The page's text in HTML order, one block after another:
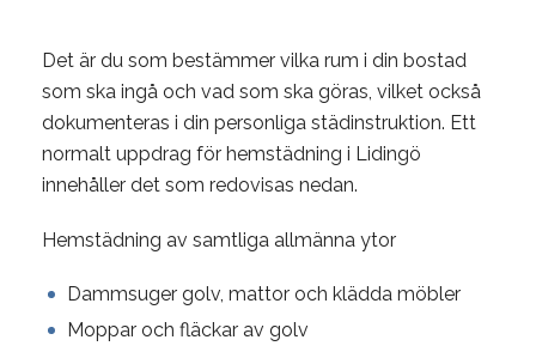
Det är du som bestämmer vilka rum i din bostad
som ska ingå och vad som ska göras, vilket också
dokumenteras i din personliga städinstruktion. Ett
normalt uppdrag för hemstädning i Lidingö
innehåller det som redovisas nedan.
Hemstädning av samtliga allmänna ytor
Dammsuger golv, mattor och klädda möbler
Moppar och fläckar av golv